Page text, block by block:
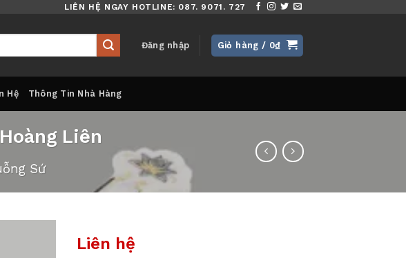
LIÊN HỆ NGAY HOTLINE: 087. 9071. 727
Đăng nhập Giỏ hàng / 0₫
Hệ Thông Tin Nhà Hàng
Liên
Sứ
Liên hệ